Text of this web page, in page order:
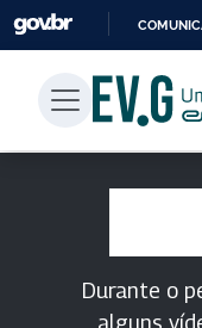
Durante o
alguns